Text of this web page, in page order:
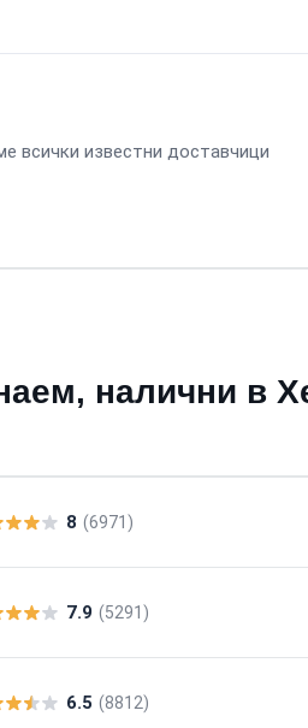
всички известни доставчици
налични в
8 (6971)
7.9 (5291)
6.5 (8812)